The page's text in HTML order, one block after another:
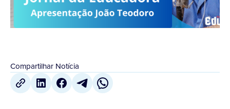
Compartilhar Notícia